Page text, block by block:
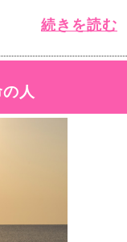
続きを読む
人